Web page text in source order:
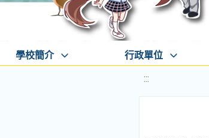
學校簡介 行政單位
:::